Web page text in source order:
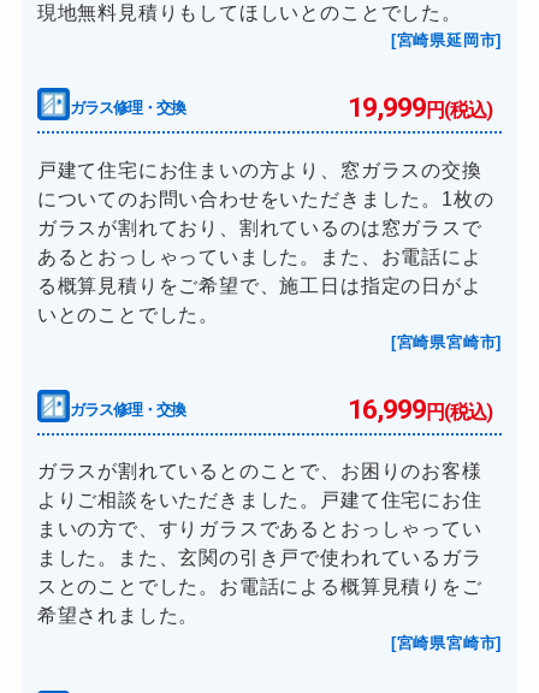
現地無料見積りもしてほしいとのことでした。
[宮崎県延岡市]
ガラス修理・交換 19,999円(税込)
戸建て住宅にお住まいの方より、窓ガラスの交換
についてのお問い合わせをいただきました。1枚の
ガラスが割れており、割れているのは窓ガラスで
あるとおっしゃっていました。また、お電話によ
る概算見積りをご希望で、施工日は指定の日がよ
いとのことでした。
[宮崎県宮崎市]
ガラス修理・交換 16,999円(税込)
ガラスが割れているとのことで、お困りのお客様
よりご相談をいただきました。戸建て住宅にお住
まいの方で、すりガラスであるとおっしゃってい
ました。また、玄関の引き戸で使われているガラ
スとのことでした。お電話による概算見積りをご
希望されました。
[宮崎県宮崎市]